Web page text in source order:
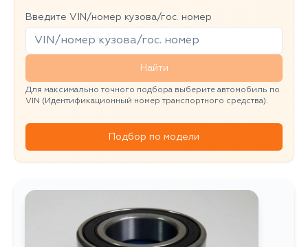
Введите VIN/номер кузова/гос. номер
Найти
Для максимально точного подбора выберите автомобиль по
VIN (Идентификационный номер транспортного средства).
Подбор по модели